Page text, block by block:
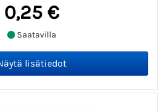
0,25 €
Saatavilla